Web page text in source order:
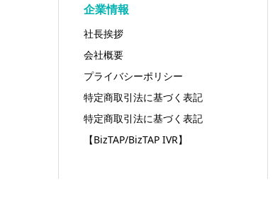
企業情報
社長挨拶
会社概要
プライバシーポリシー
特定商取引法に基づく表記
特定商取引法に基づく表記
【BizTAP/BizTAP IVR】